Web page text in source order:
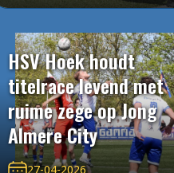
HSV Hoek houdt
titelrace levend met
ruime zege op Jong
Almere City
27-04-2026